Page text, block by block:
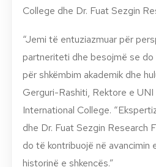
College dhe Dr. Fuat Sezgin
“Jemi të entuziazmuar për
partneriteti dhe besojmë se
për shkëmbim akademik dhe
Gerguri-Rashiti, Rektore e UNI
International College.
dhe Dr. Fuat Sezgin Research
do të kontribuojë në avancimin
historinë e shkencës.”